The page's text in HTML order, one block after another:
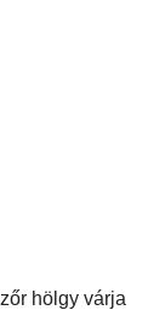
hölgy várja